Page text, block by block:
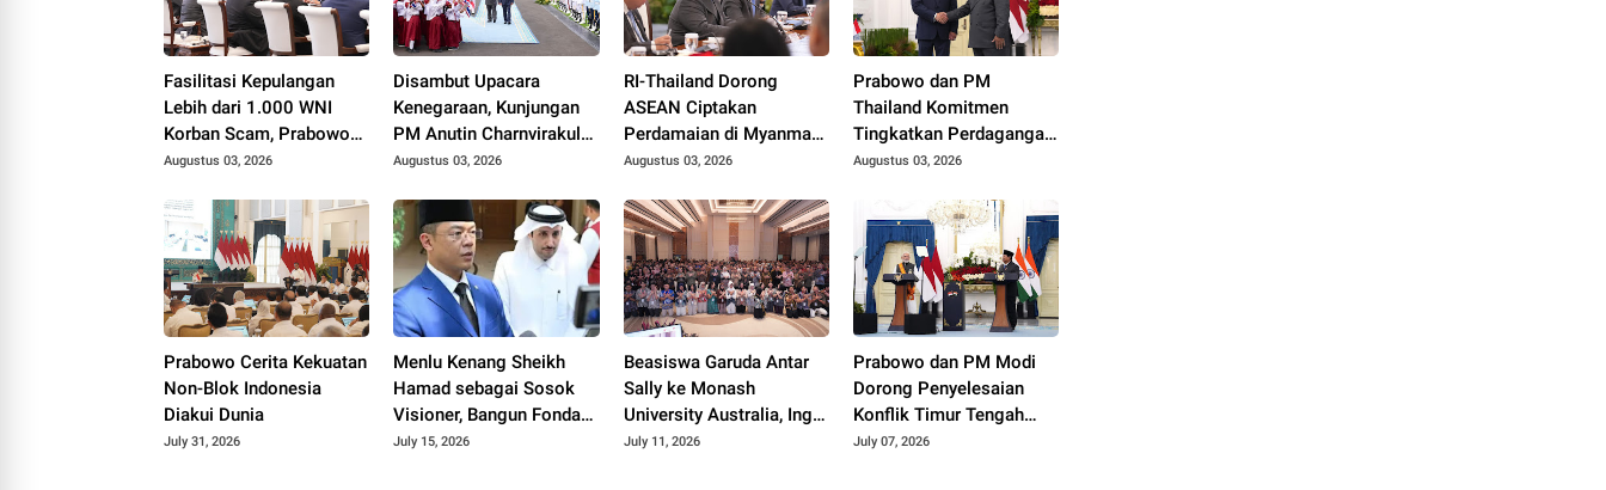
Fasilitasi Kepulangan
Lebih dari 1.000 WNI
Korban Scam, Prabowo
Ucapkan Terima Kasih ke
Augustus 03, 2026
Disambut Upacara
Kenegaraan, Kunjungan
PM Anutin Charnvirakul
Perkuat Hubungan
Augustus 03, 2026
RI-Thailand Dorong
ASEAN Ciptakan
Perdamaian di Myanmar
Lewat Konsensus 5 Poin
Augustus 03, 2026
Prabowo dan PM
Thailand Komitmen
Tingkatkan Perdagangan
hingga USD 20 Miliar
Augustus 03, 2026
Prabowo Cerita Kekuatan
Non-Blok Indonesia
Diakui Dunia
July 31, 2026
Menlu Kenang Sheikh
Hamad sebagai Sosok
Visioner, Bangun Fondasi
Bilateral Indonesia-Qatar
July 15, 2026
Beasiswa Garuda Antar
Sally ke Monash
University Australia, Ingin
Bangun Laboratorium
July 11, 2026
Prabowo dan PM Modi
Dorong Penyelesaian
Konflik Timur Tengah
Melalui Dialog
July 07, 2026